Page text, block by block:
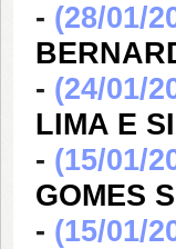
- (28/01/
- (24/01/
LIMA E
- (15/01/
GOMES
- (15/01/